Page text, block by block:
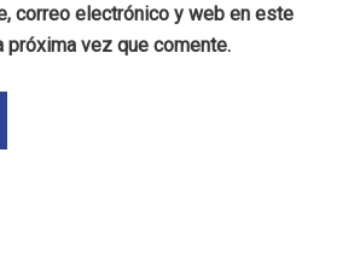
correo electrónico y web en este
próxima vez que comente.